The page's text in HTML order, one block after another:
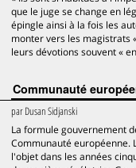
que le juge se change en
épingle ainsi à la fois les
monter vers les magistrats
leurs dévotions souvent «
Communauté
parDusan Sidjanski
La formule gouvernement
Communauté européenne.
l'objet dans les années